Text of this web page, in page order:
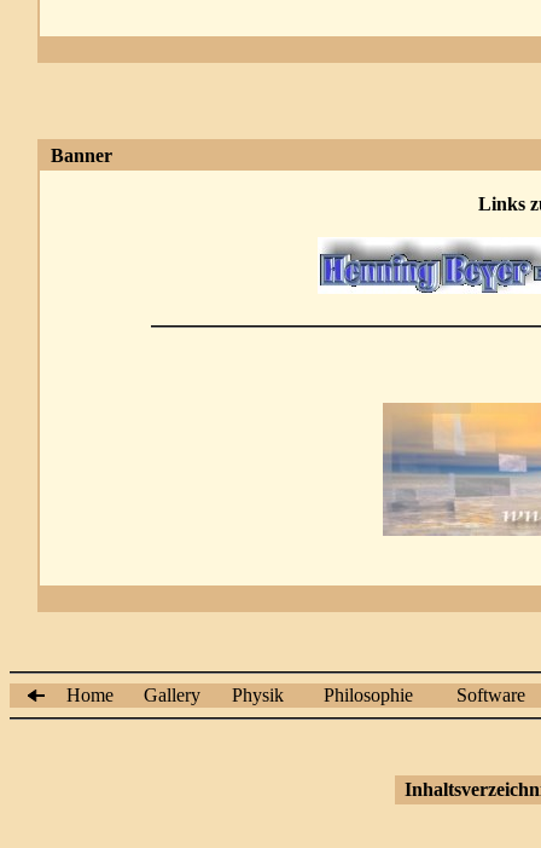
Banner
Links
Home Gallery Physik Philosophie Software